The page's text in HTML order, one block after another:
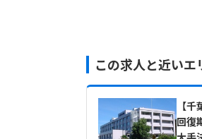
この求人と近いエ
【
回復